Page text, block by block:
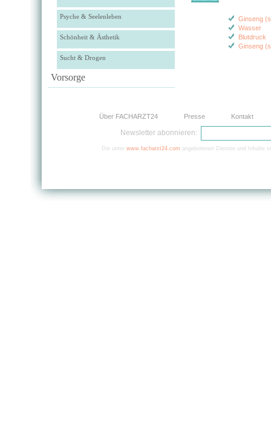
Psyche & Seelenleben
Schönheit & Ästhetik
Sucht & Drogen
Vorsorge
Ginseng
Wasser
Blutdruck
Ginseng
Über FACHARZT24 Presse Kontakt
Newsletter abonnieren:
Die unter www.facharzt24.com angebotenen Dienste und Inhalte